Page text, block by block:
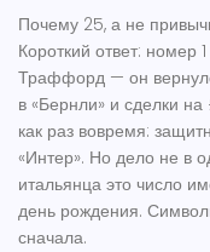
Почему 25, а не
Короткий ответ: номер
Траффорд — он
в «Бернли» и сделки
как раз вовремя:
«Интер». Но дело не в
итальянца это число
день рождения.
сначала.